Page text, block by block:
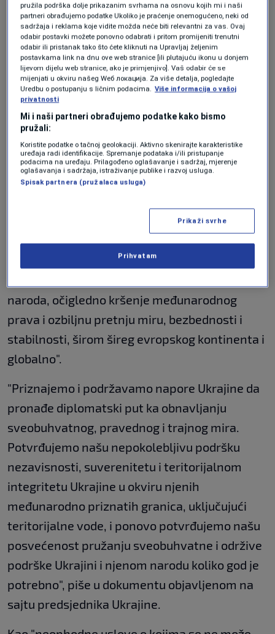
agresorski rat protiv Ukrajine. Ruska imovina u
svim mogućim oblicima igra konstruktivnu
ulogu u oporavku Ukrajine u skladu sa
odredbama međunarodnog prava", navodi se u
dokumentu koji su potpisali zvaničnici
Ukrajine, Grčke, Hrvatske, Slovenije, Sjeverne
Makedonije, Albanije, Crne Gore, Bugarske,
Rumunije i Moldavije.
Nepokolebiva podrška
U deklaraciji se "najoštrije osuđuje brutalni
ruski rat protiv Ukrajine", za koji se navodi da
naroda, očigledno kršenje međunarodnog
prava i ozbiljnu pretnju miru, bezbednosti i
stabilnosti, širom šireg evropskog kontinenta i
globalno".
"Priznajemo i podržavamo napore Ukrajine da
pronađe diplomatski put ka obnavljanju
sveobuhvatnog, pravednog i trajnog mira.
Potvrđujemo našu nepokolebljivu podršku
nezavisnosti, suverenitetu i teritorijalnom
integritetu Ukrajine u okviru njenih
međunarodno priznatih granica, uključujući
teritorijalne vode, i ponovo potvrđujemo našu
posvećenost pružanju sveobuhvatne i održive
podrške Ukrajini i njenom narodu koliko god je
potrebno", piše u dokumentu objavljenom na
sajtu predsjednika Ukrajine.
pružila podrška dolje prikazanim svrhama na osnovu kojih mi i naši
partneri obrađujemo podatke Ukoliko je praćenje onemogućeno, neki od
sadržaja i reklama koje vidite možda neće biti relevantni za vas. Ovaj
odabir postavki možete ponovno odabrati i pritom promijeniti trenutni
odabir ili pristanak tako što ćete kliknuti na Upravljaj željenim
postavkama link na dnu ove web stranice [ili plutajuću ikonu u donjem
lijevom dijelu web stranice, ako je primjenjivo]. Vaš odabir će se
mijenjati u okviru našeg Wеб локација. Za više detalja, pogledajte
Uredbu o postupanju s ličnim podacima. Više informacija o vašoj
privatnosti
Mi i naši partneri obrađujemo podatke kako bismo
pružali:
Koristite podatke o tačnoj geolokaciji. Aktivno skenirajte karakteristike
uređaja radi identifikacije. Spremanje podataka i/ili pristupanje
podacima na uređaju. Prilagođeno oglašavanje i sadržaj, mjerenje
oglašavanja i sadržaja, istraživanje publike i razvoj usluga.
Spisak partnera (pružalaca usluga)
Prikaži svrhe
Prihvatam